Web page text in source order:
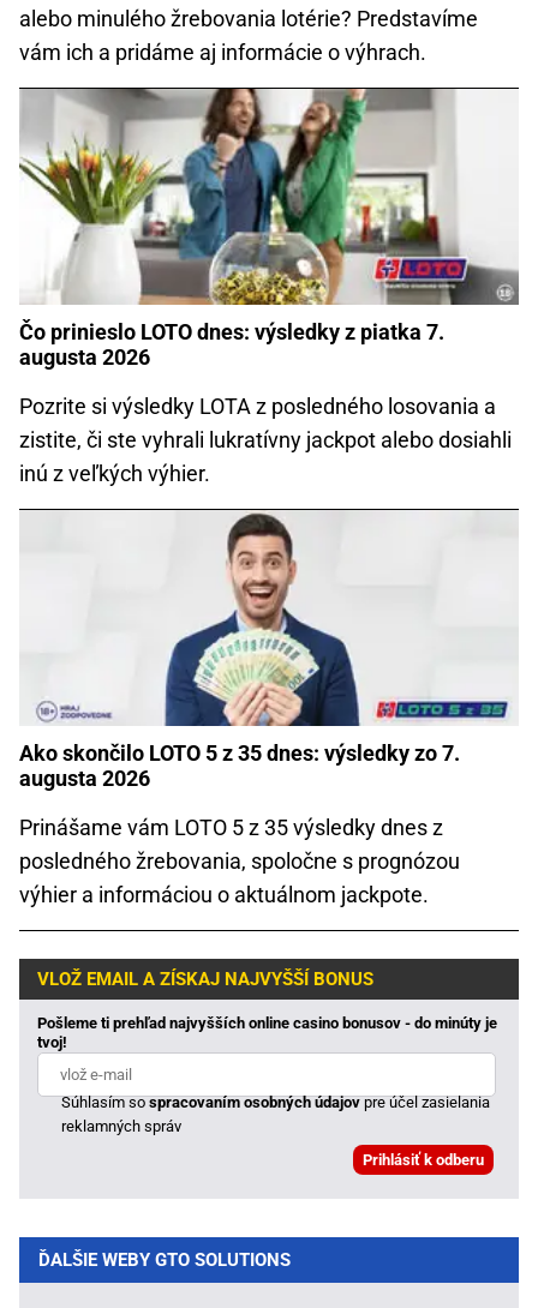
alebo minulého žrebovania lotérie? Predstavíme
vám ich a pridáme aj informácie o výhrach.
Čo prinieslo LOTO dnes: výsledky z piatka 7.
augusta 2026
Pozrite si výsledky LOTA z posledného losovania a
zistite, či ste vyhrali lukratívny jackpot alebo dosiahli
inú z veľkých výhier.
Ako skončilo LOTO 5 z 35 dnes: výsledky zo 7.
augusta 2026
Prinášame vám LOTO 5 z 35 výsledky dnes z
posledného žrebovania, spoločne s prognózou
výhier a informáciou o aktuálnom jackpote.
VLOŽ EMAIL A ZÍSKAJ NAJVYŠŠÍ BONUS
Pošleme ti prehľad najvyšších online casino bonusov - do minúty je
tvoj!
Súhlasím sospracovaním osobných údajovpre účel zasielania
reklamných správ
ĎALŠIE WEBY GTO SOLUTIONS